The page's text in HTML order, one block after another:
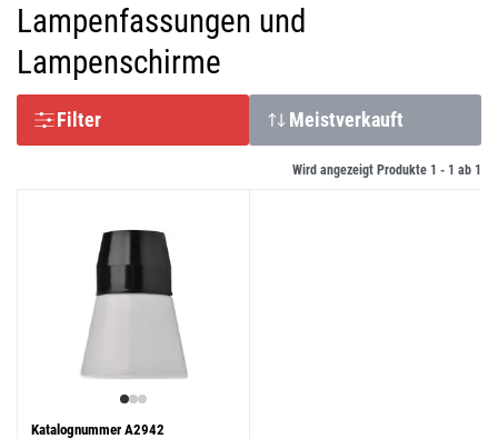
Lampenfassungen und
Lampenschirme
Filter Meistverkauft
Wird angezeigt Produkte 1 - 1 ab 1
Katalognummer A2942